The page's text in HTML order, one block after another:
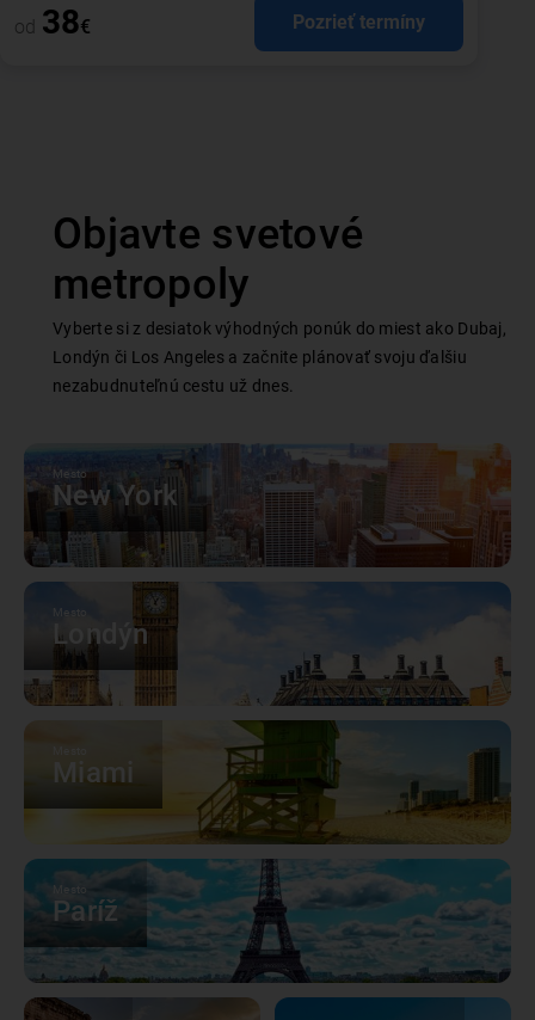
od 38€ Pozrieť termíny
Objavte svetové
metropoly
Vyberte si z desiatok výhodných ponúk do miest ako Dubaj,
Londýn či Los Angeles a začnite plánovať svoju ďalšiu
nezabudnuteľnú cestu už dnes.
Mesto
New York
Mesto
Londýn
Miami
Mesto
Paríž